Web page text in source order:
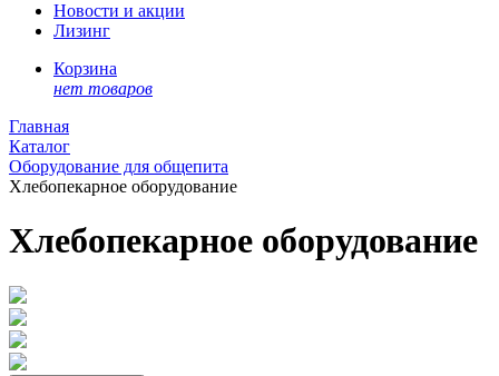
Новости и акции
Лизинг
Корзина
нет товаров
Главная
Каталог
Оборудование для общепита
Хлебопекарное оборудование
Хлебопекарное оборудование